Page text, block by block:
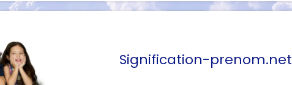
Signification-prenom.net